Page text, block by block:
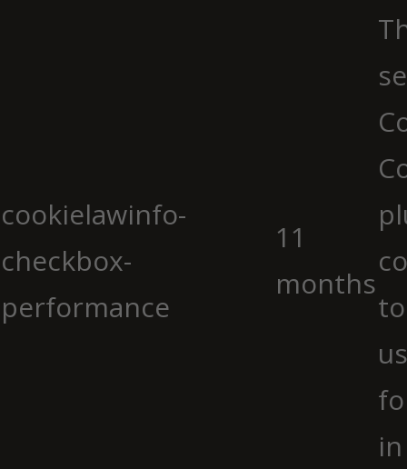
cookielawinfo-
checkbox-
performance
11
months